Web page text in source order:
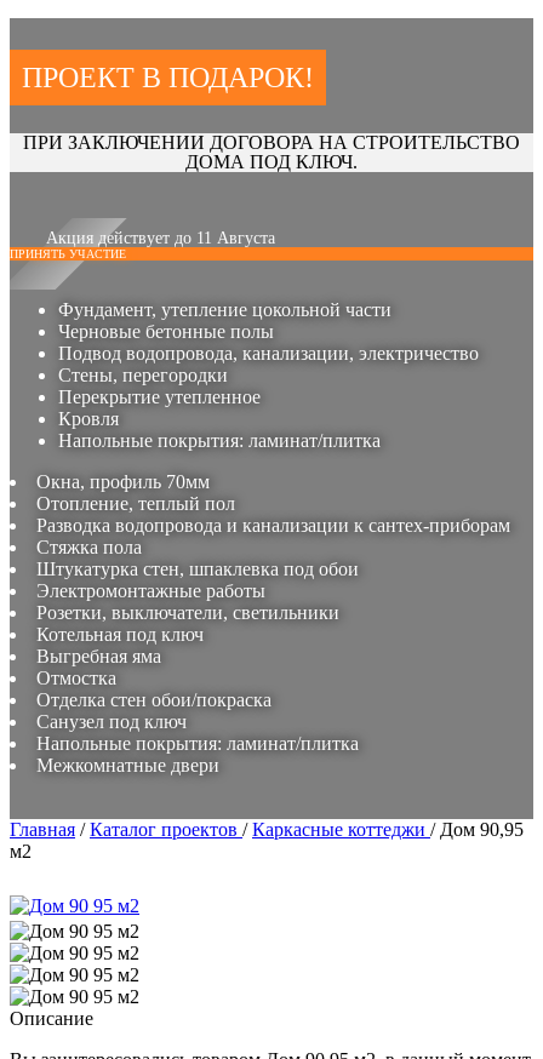
ПРОЕКТ В ПОДАРОК!
ПРИ ЗАКЛЮЧЕНИИ ДОГОВОРА НА СТРОИТЕЛЬСТВО
ДОМА ПОД КЛЮЧ.
Акция действует до 11 Августа
ПРИНЯТЬ УЧАСТИЕ
Фундамент, утепление цокольной части
Черновые бетонные полы
Подвод водопровода, канализации, электричество
Стены, перегородки
Перекрытие утепленное
Кровля
Напольные покрытия: ламинат/плитка
Окна, профиль 70мм
Отопление, теплый пол
Разводка водопровода и канализации к сантех-приборам
Стяжка пола
Штукатурка стен, шпаклевка под обои
Электромонтажные работы
Розетки, выключатели, светильники
Котельная под ключ
Выгребная яма
Отмостка
Отделка стен обои/покраска
Санузел под ключ
Напольные покрытия: ламинат/плитка
Межкомнатные двери
Главная /Каталог проектов /Каркасные коттеджи / Дом 90,95
м2
Описание